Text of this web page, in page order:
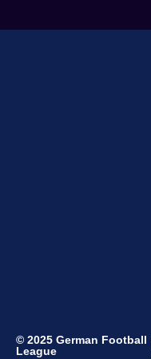
© 2025 German Football
League